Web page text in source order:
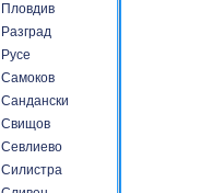
Пловдив
Разград
Русе
Самоков
Сандански
Свищов
Севлиево
Силистра